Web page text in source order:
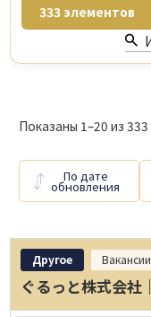
333 элементов
Показаны 1–20 из 333
По дате
обновления
Другое
ぐるっと株式会社